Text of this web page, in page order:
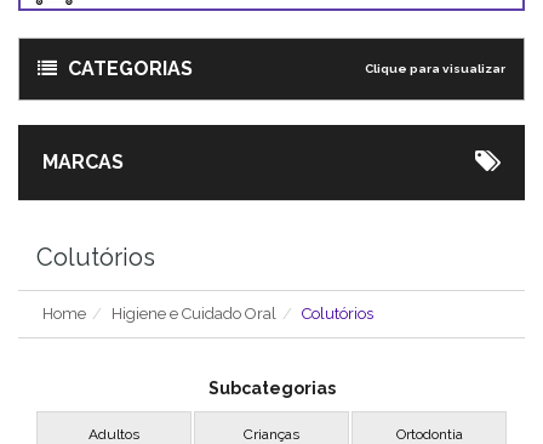
CATEGORIAS Clique para visualizar
MARCAS
Colutórios
Home Higiene e Cuidado Oral Colutórios
Subcategorias
Adultos Crianças Ortodontia